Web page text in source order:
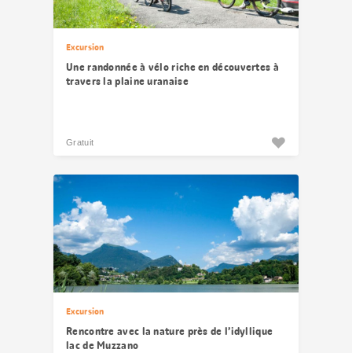
Excursion
Une randonnée à vélo riche en découvertes à
travers la plaine uranaise
Gratuit
Excursion
Rencontre avec la nature près de l’idyllique
lac de Muzzano